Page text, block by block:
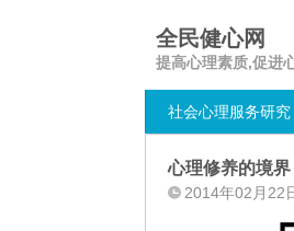
全民健心网
提高心理素质,促进
社会心理服务研究
心理修养的境界
2014年02月22